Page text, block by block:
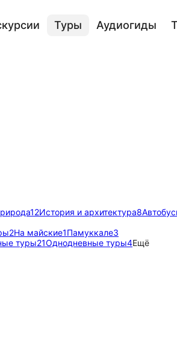
Туры Аудиогиды
12История и архитектура8
2На майские1Памуккале3
туры21Однодневные туры4Ещё